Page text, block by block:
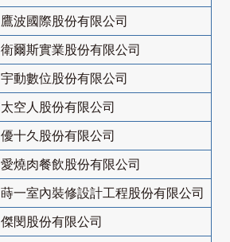
鷹波國際股份有限公司
衛爾斯實業股份有限公司
宇動數位股份有限公司
太空人股份有限公司
優十久股份有限公司
愛燒肉餐飲股份有限公司
蒔一室內裝修設計工程股份有限公司
傑閔股份有限公司